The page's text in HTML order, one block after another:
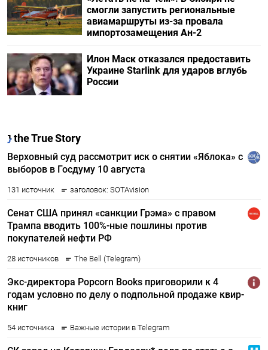
смогли запустить региональные
авиамаршруты из-за провала
импортозамещения Ан-2
Илон Маск отказался предоставить
Украине Starlink для ударов вглубь
России